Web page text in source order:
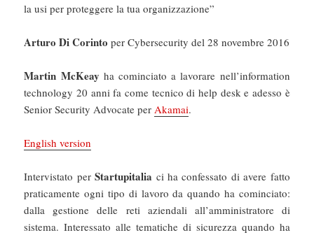
la usi per proteggere la tua organizzazione”
Arturo Di Corinto per Cybersecurity del 28 novembre 2016
Martin McKeay ha cominciato a lavorare nell’information
technology 20 anni fa come tecnico di help desk e adesso è
Senior Security Advocate perAkamai.
English version
Intervistato perStartupitalia ci ha confessato di avere fatto
praticamente ogni tipo di lavoro da quando ha cominciato:
dalla gestione delle reti aziendali all’amministratore di
sistema. Interessato alle tematiche di sicurezza quando ha